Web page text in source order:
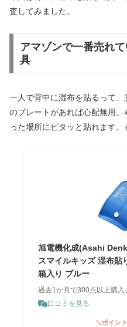
査してみました。
アマゾンで一番売れ
具
一人で背中に湿布を貼るって
のプレートがあれば心配無用
った場所にピタッと貼れます。
旭電機化成(Asahi
スマイルキッズ 湿布貼
箱入り ブルー
過去1か月で300点以上購入
口コミを見る
＼ポイン